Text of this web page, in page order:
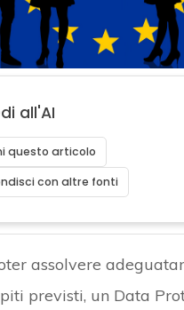
all'AI
questo articolo
con altre fonti
assolvere
previsti, un Data